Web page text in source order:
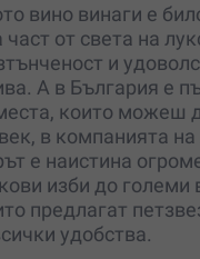
вино винаги е
от света на
и
А в България е
които можеш
в компанията
е наистина
изби до големи
предлагат
удобства.